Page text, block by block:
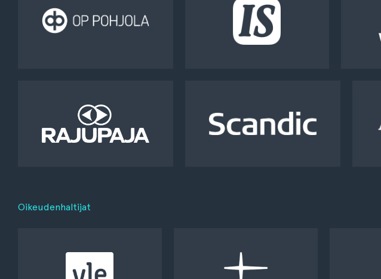
Oikeudenhaltijat